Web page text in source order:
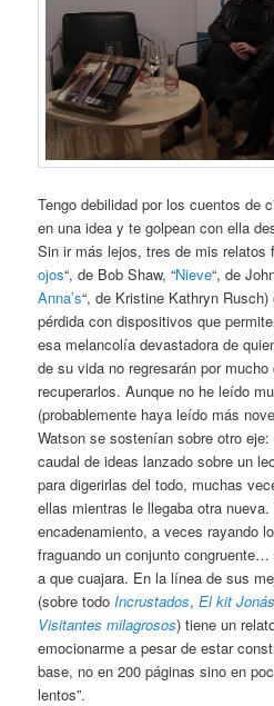
Tengo debilidad por los cuentos de
en una idea y te golpean con ella
Sin ir más lejos, tres de mis relatos
ojos“, de Bob Shaw, “Nieve“, de
Anna’s“, de Kristine Kathryn
pérdida con dispositivos que
esa melancolía devastadora de
de su vida no regresarán por
recuperarlos. Aunque no he leído
(probablemente haya leído más
Watson se sostenían sobre otro
caudal de ideas lanzado sobre un
para digerirlas del todo, muchas
ellas mientras le llegaba otra
encadenamiento, a veces rayando
fraguando un conjunto
a que cuajara. En la línea de sus
(sobre todo Incrustados,El kit Jonás
Visitantes milagrosos) tiene un
emocionarme a pesar de estar
base, no en 200 páginas sino en
lentos”.